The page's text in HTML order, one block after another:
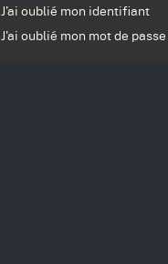
J'ai oublié mon identifiant
J'ai oublié mon mot de passe